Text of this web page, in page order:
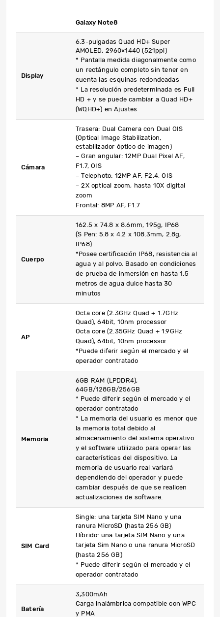
Galaxy Note8
Display
6.3-pulgadas Quad HD+ Super
AMOLED, 2960×1440 (521ppi)
* Pantalla medida diagonalmente como
un rectángulo completo sin tener en
cuenta las esquinas redondeadas
* La resolución predeterminada es Full
HD + y se puede cambiar a Quad HD+
(WQHD+) en Ajustes
Cámara
Trasera: Dual Camera con Dual OIS
(Optical Image Stabilization,
estabilizador óptico de imagen)
– Gran angular: 12MP Dual Pixel AF,
F1.7, OIS
– Telephoto: 12MP AF, F2.4, OIS
– 2X optical zoom, hasta 10X digital
zoom
Frontal: 8MP AF, F1.7
Cuerpo
162.5 x 74.8 x 8.6mm, 195g, IP68
(S Pen: 5.8 x 4.2 x 108.3mm, 2.8g,
IP68)
*Posee certificación IP68, resistencia al
agua y al polvo. Basado en condiciones
de prueba de inmersión en hasta 1,5
metros de agua dulce hasta 30
minutos
AP
Octa core (2.3GHz Quad + 1.7GHz
Quad), 64bit, 10nm processor
Octa core (2.35GHz Quad + 1.9GHz
Quad), 64bit, 10nm processor
*Puede diferir según el mercado y el
operador contratado
Memoria
6GB RAM (LPDDR4),
64GB/128GB/256GB
* Puede diferir según el mercado y el
operador contratado
* La memoria del usuario es menor que
la memoria total debido al
almacenamiento del sistema operativo
y el software utilizado para operar las
características del dispositivo. La
memoria de usuario real variará
dependiendo del operador y puede
cambiar después de que se realicen
actualizaciones de software.
SIM Card
Single: una tarjeta SIM Nano y una
ranura MicroSD (hasta 256 GB)
Híbrido: una tarjeta SIM Nano y una
tarjeta Sim Nano o una ranura MicroSD
(hasta 256 GB)
* Puede diferir según el mercado y el
operador contratado
Batería
3,300mAh
Carga inalámbrica compatible con WPC
y PMA